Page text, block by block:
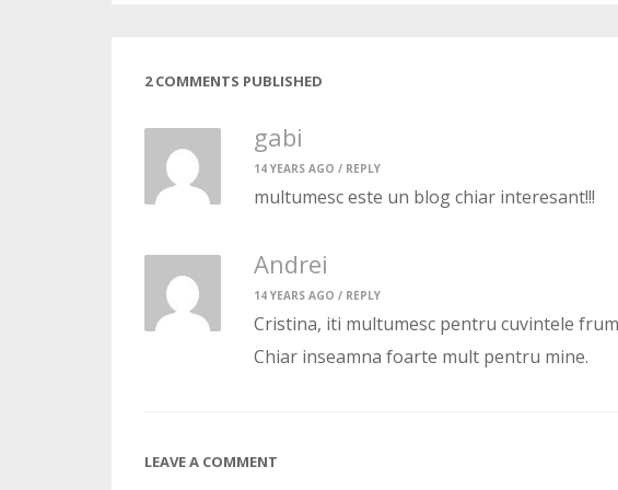
2 COMMENTS PUBLISHED
gabi
14 YEARS AGO / REPLY
multumesc este un blog chiar interesant!!!
Andrei
14 YEARS AGO / REPLY
Cristina, iti multumesc pentru cuvintele
Chiar inseamna foarte mult pentru mine.
LEAVE A COMMENT